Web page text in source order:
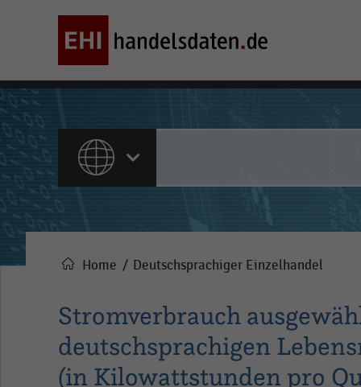
ALLE INHALTE
Pfadnavigation
Home Deutschsprachiger Einzelhandel
Stromverbrauch
deutschsprachigen
(in Kilowattstunden pro